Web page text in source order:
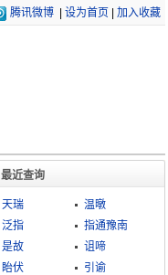
腾讯微博 设为首页 加入收藏
最近查询
天瑞
温暾
泛指
指通豫南
是故
诅啼
眙伏
引谕